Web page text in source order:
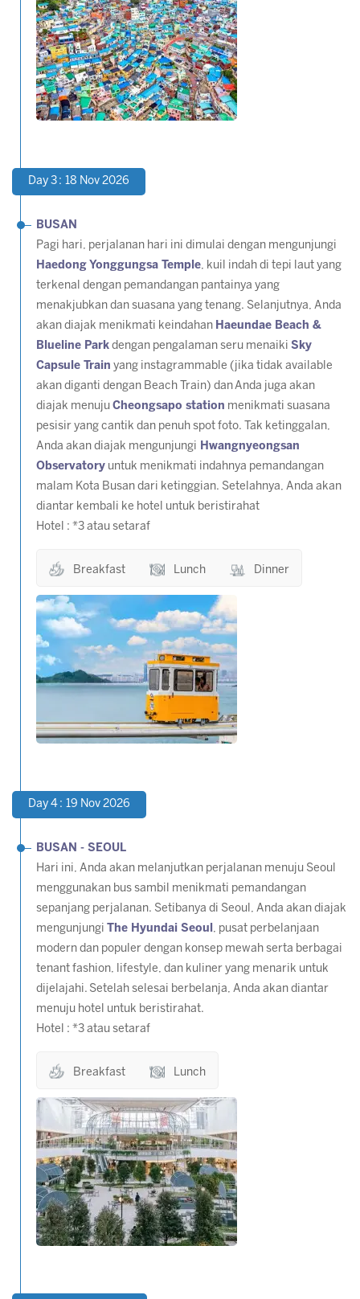
Day 3 : 18 Nov 2026
BUSAN
Pagi hari, perjalanan hari ini dimulai dengan mengunjungi
Haedong Yonggungsa Temple, kuil indah di tepi laut yang
terkenal dengan pemandangan pantainya yang
menakjubkan dan suasana yang tenang. Selanjutnya, Anda
akan diajak menikmati keindahan Haeundae Beach &
Blueline Park dengan pengalaman seru menaiki Sky
Capsule Train yang instagrammable (jika tidak available
akan diganti dengan Beach Train) dan Anda juga akan
diajak menuju Cheongsapo station menikmati suasana
pesisir yang cantik dan penuh spot foto. Tak ketinggalan,
Anda akan diajak mengunjungi Hwangnyeongsan
Observatory untuk menikmati indahnya pemandangan
malam Kota Busan dari ketinggian. Setelahnya, Anda akan
diantar kembali ke hotel untuk beristirahat
Hotel : *3 atau setaraf
Breakfast Lunch Dinner
Day 4 : 19 Nov 2026
BUSAN - SEOUL
Hari ini, Anda akan melanjutkan perjalanan menuju Seoul
menggunakan bus sambil menikmati pemandangan
sepanjang perjalanan. Setibanya di Seoul, Anda akan diajak
mengunjungi
The Hyundai Seoul , pusat perbelanjaan
modern dan populer dengan konsep mewah serta berbagai
tenant fashion, lifestyle, dan kuliner yang menarik untuk
dijelajahi. Setelah selesai berbelanja, Anda akan diantar
menuju hotel untuk beristirahat.
Hotel : *3 atau setaraf
Breakfast Lunch